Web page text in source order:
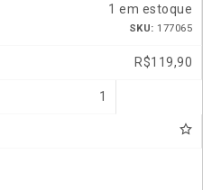
1 em estoque
SKU: 177065
R$119,90
1